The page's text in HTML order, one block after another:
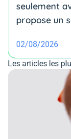
seulement
propose un
02/08/2026
Les articles les